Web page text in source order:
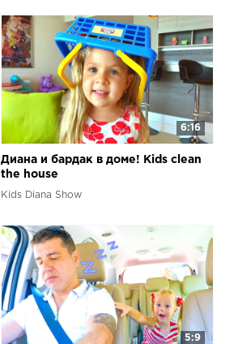
6:16
Диана и бардак в доме! Kids clean
the house
Kids Diana Show
5:9